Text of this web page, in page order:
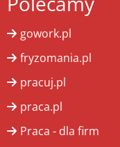
gowork.pl
fryzomania.pl
pracuj.pl
praca.pl
Praca - dla firm